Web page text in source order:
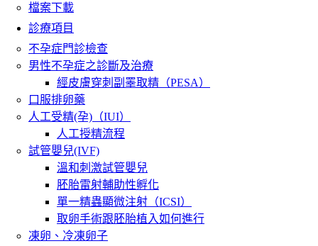
檔案下載
診療項目
不孕症門診檢查
男性不孕症之診斷及治療
經皮膚穿刺副睪取精（PESA）
口服排卵藥
人工受精(孕)（IUI）
人工授精流程
試管嬰兒(IVF)
溫和刺激試管嬰兒
胚胎雷射輔助性孵化
單一精蟲顯微注射（ICSI）
取卵手術跟胚胎植入如何進行
凍卵、冷凍卵子